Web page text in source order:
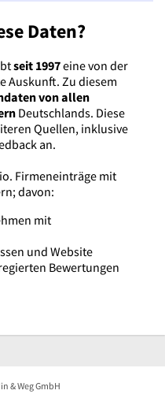
Daten?
seit 1997eine von der
Auskunft. Zu diesem
von allen
Deutschlands. Diese
Quellen, inklusive
an.
Firmeneinträge mit
davon:
mit
und Website
Bewertungen
& Weg GmbH